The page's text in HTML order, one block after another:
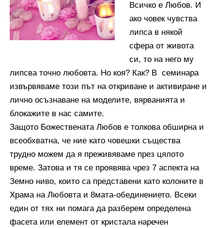
Всичко е Любов. И
ако човек чувства
липса в някой
сфера от живота
си, то на него му
липсва точно любовта. Но коя? Как? В семинара
извървяваме този път на откриване и активиране и
лично осъзнаване на моделите, вярванията и
блокажите в нас самите.
Защото Божествената Любов е толкова обширна и
всеобхватна, че ние като човешки същества
трудно можем да я преживяваме през цялото
време. Затова и тя се проявява чрез 7 аспекта на
Земно ниво, които са представени като колоните в
Храма на Любовта и 8мата-обединението. Всеки
един от тях ни помага да разберем определена
фасета или елемент от кристала наречен